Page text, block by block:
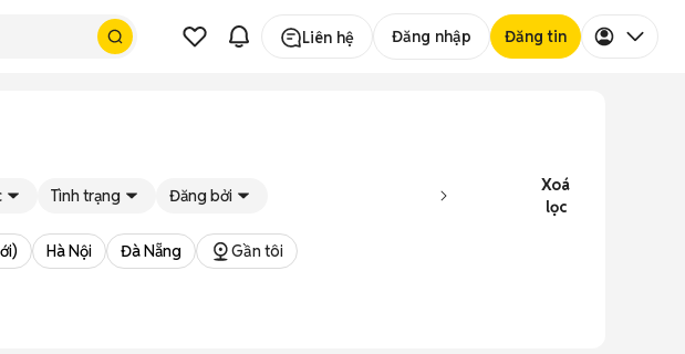
Liên hệ Đăng nhập Đăng tin
Tình trạng Đăng bởi
Xoá
lọc
Hà Nội Đà Nẵng Gần tôi